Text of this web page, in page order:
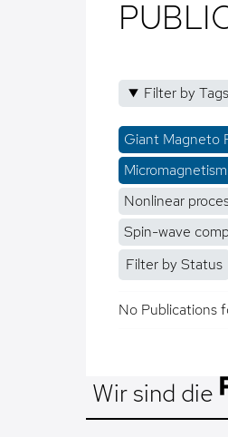
Filter by Tags
Giant Magneto
Micromagnetism
Nonlinear
Spin-wave
Filter by Status
No Publications
Wir sind die